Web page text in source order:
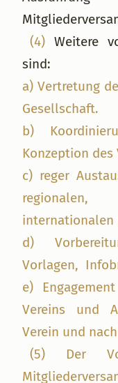
(4) Weitere
sind:
a) Vertretung
Gesellschaft.
b)
Konzeption des
c) reger
internationalen
d)
Vorlagen,
e)
Vereins und
Verein und
(5) Der